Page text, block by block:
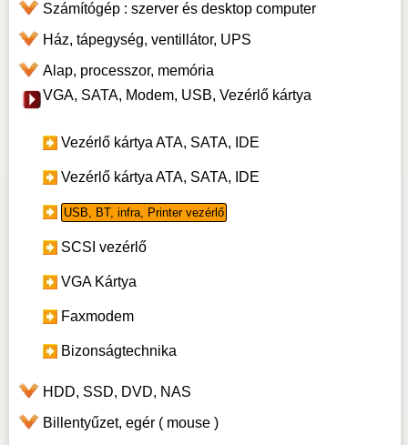
Számítógép : szerver és desktop computer
Ház, tápegység, ventillátor, UPS
Alap, processzor, memória
VGA, SATA, Modem, USB, Vezérlő kártya
Vezérlő kártya ATA, SATA, IDE
Vezérlő kártya ATA, SATA, IDE
USB, BT, infra, Printer vezérlő
SCSI vezérlő
VGA Kártya
Faxmodem
Bizonságtechnika
HDD, SSD, DVD, NAS
Billentyűzet, egér ( mouse )